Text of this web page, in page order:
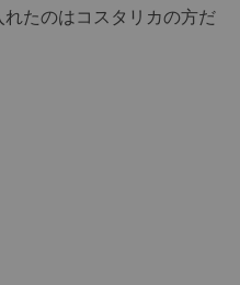
たのはコスタリカの方だ